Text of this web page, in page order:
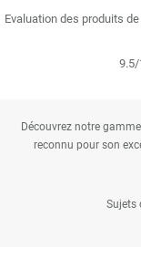
Evaluation des produits
9.5/
Découvrez notre
reconnu pour son
Sujets